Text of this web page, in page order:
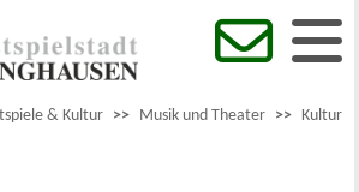
& Kultur >> Musik und Theater >> Kultur